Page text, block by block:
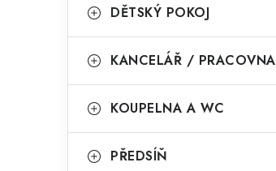
e
DĚTSKÝ POKOJ
KANCELÁŘ / PRACOVNA
KOUPELNA A WC
PŘEDSÍŇ